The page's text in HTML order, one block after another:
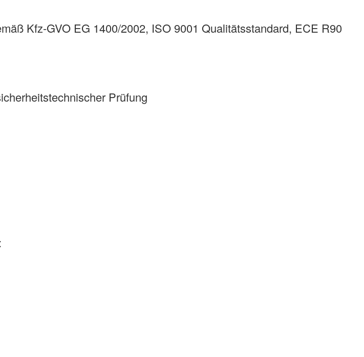
Kfz-GVO EG 1400/2002, ISO 9001 Qualitätsstandard, ECE R90
Prüfung